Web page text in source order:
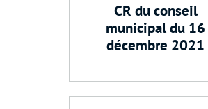
CR du conseil
municipal du 16
décembre 2021